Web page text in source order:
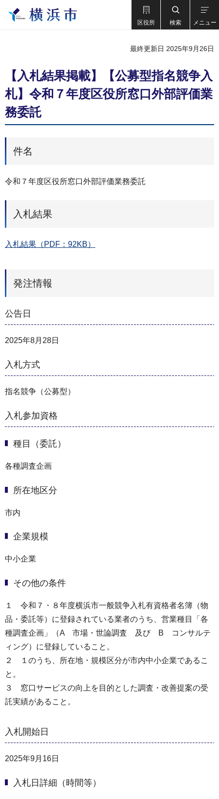
区役所 検索 メニュー
最終更新日 2025年9月26日
【入札結果掲載】【公募型指名競争入
札】令和７年度区役所窓口外部評価業
務委託
件名
令和７年度区役所窓口外部評価業務委託
入札結果
入札結果（PDF：92KB）
発注情報
公告日
2025年8月28日
入札方式
指名競争（公募型）
入札参加資格
種目（委託）
各種調査企画
所在地区分
市内
企業規模
中小企業
その他の条件
１ 令和７・８年度横浜市一般競争入札有資格者名簿（物
品・委託等）に登録されている業者のうち、営業種目「各
種調査企画」（A 市場・世論調査 及び B コンサルテ
ィング）に登録していること。
２ １のうち、所在地・規模区分が市内中小企業であるこ
と。
３ 窓口サービスの向上を目的とした調査・改善提案の受
託実績があること。
入札開始日
2025年9月16日
入札日詳細（時間等）